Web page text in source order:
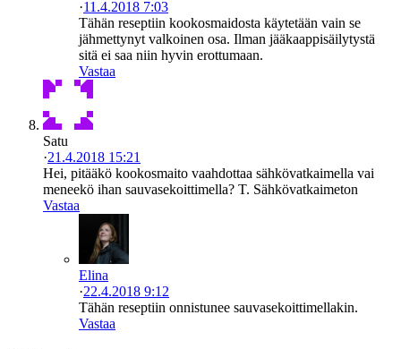
·11.4.2018 7:03
Tähän reseptiin kookosmaidosta käytetään vain se
jähmettynyt valkoinen osa. Ilman jääkaappisäilytystä
sitä ei saa niin hyvin erottumaan.
Vastaa
Satu
·21.4.2018 15:21
Hei, pitääkö kookosmaito vaahdottaa sähkövatkaimella vai
meneekö ihan sauvasekoittimella? T. Sähkövatkaimeton
Vastaa
Elina
·22.4.2018 9:12
Tähän reseptiin onnistunee sauvasekoittimellakin.
Vastaa